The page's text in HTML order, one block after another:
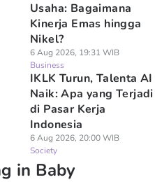
Usaha: Bagaimana
Kinerja Emas hingga
Nikel?
6 Aug 2026, 19:31 WIB
Business
IKLK Turun, Talenta AI
Naik: Apa yang Terjadi
di Pasar Kerja
Indonesia
6 Aug 2026, 20:00 WIB
Society
in Baby